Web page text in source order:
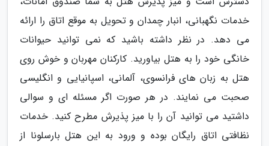
خدمات نگهبانی، انبار چمدان و تحویل به موقع اتاق را ارائه
می دهد. در نظر داشته باشید که نمی توانید حیوانات
خانگی خود را به هتل بیاورید. کارکنان مهربان و خوش روی
هتل به زبان های فرانسوی، آلمانی، اسپانیایی و انگلیسی
صحبت می نمایند. در هر صورت اگر مسئله ای و سوالی
داشتید می توانید آن را با میز پذیرش مطرح کنید. خدمات
نظافتی اتاق رایگان بوده و ورود به این هتل بارسلونا از